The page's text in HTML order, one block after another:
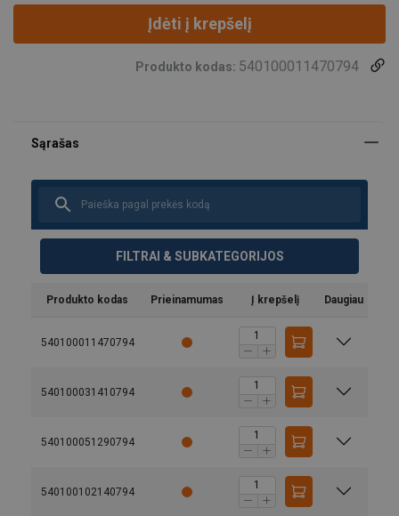
Įdėti į krepšelį
Produkto kodas: 540100011470794
FILTRAI & SUBKATEGORIJOS
Produkto kodas Prieinamumas Į krepšelį Daugiau
540100011470794
540100031410794
540100051290794
540100102140794